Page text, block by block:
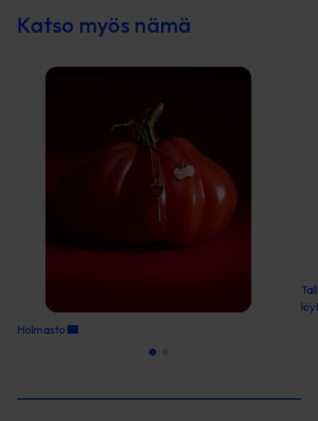
Katso myös nämä
Holmasto